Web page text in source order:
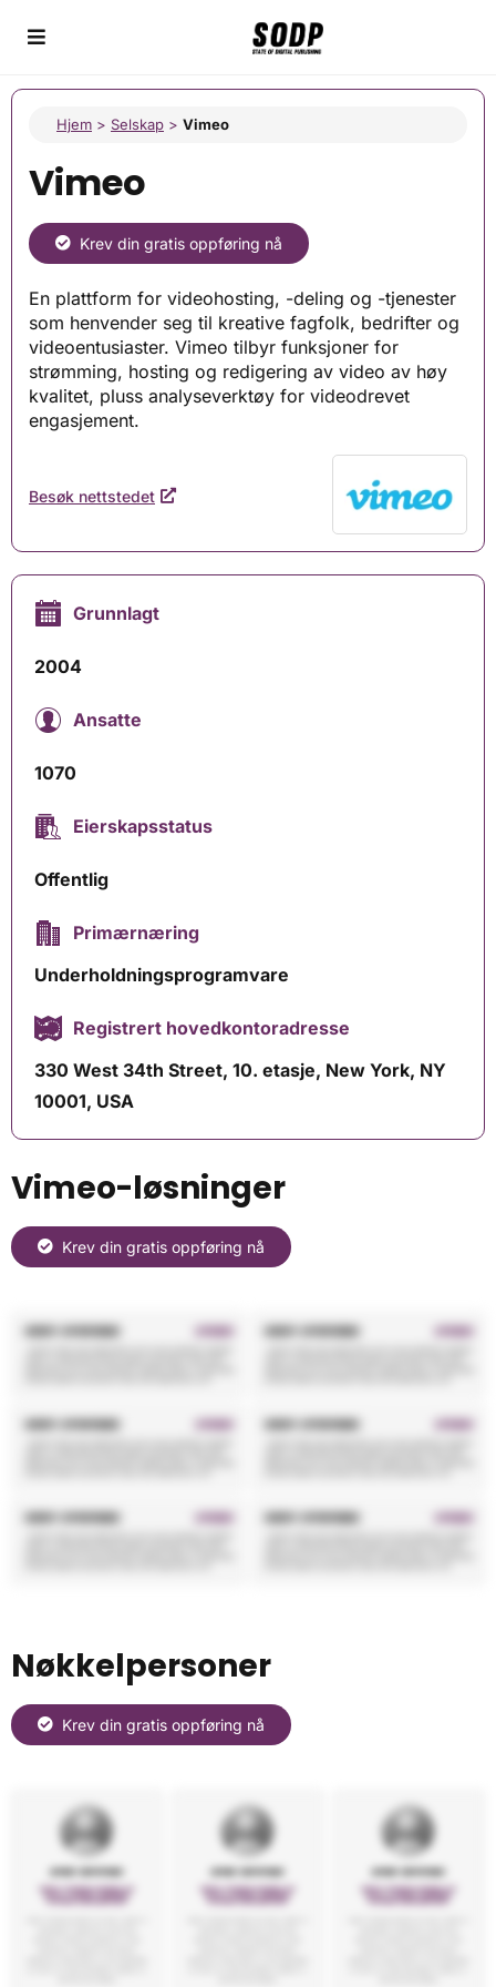
Hjem > Selskap > Vimeo
Vimeo
Krev din gratis oppføring nå
En plattform for videohosting, -deling og -tjenester
som henvender seg til kreative fagfolk, bedrifter og
videoentusiaster. Vimeo tilbyr funksjoner for
strømming, hosting og redigering av video av høy
kvalitet, pluss analyseverktøy for videodrevet
engasjement.
Besøk nettstedet
Grunnlagt
2004
Ansatte
1070
Eierskapsstatus
Offentlig
Primærnæring
Underholdningsprogramvare
Registrert hovedkontoradresse
330 West 34th Street, 10. etasje, New York, NY
10001, USA
Vimeo-løsninger
Krev din gratis oppføring nå
Nøkkelpersoner
Krev din gratis oppføring nå